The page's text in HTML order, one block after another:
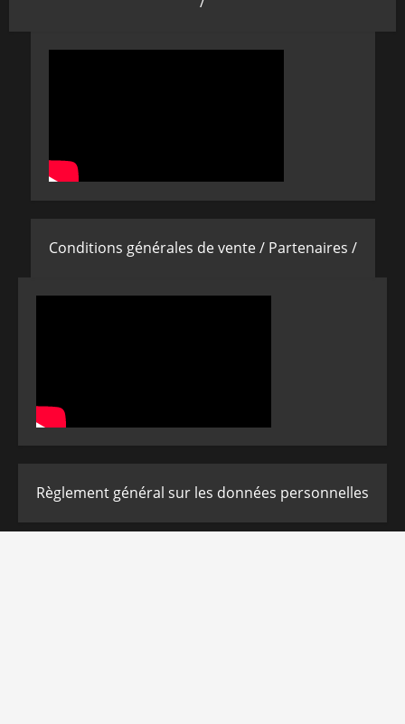
Conditions générales de vente / Partenaires /
Règlement général sur les données personnelles